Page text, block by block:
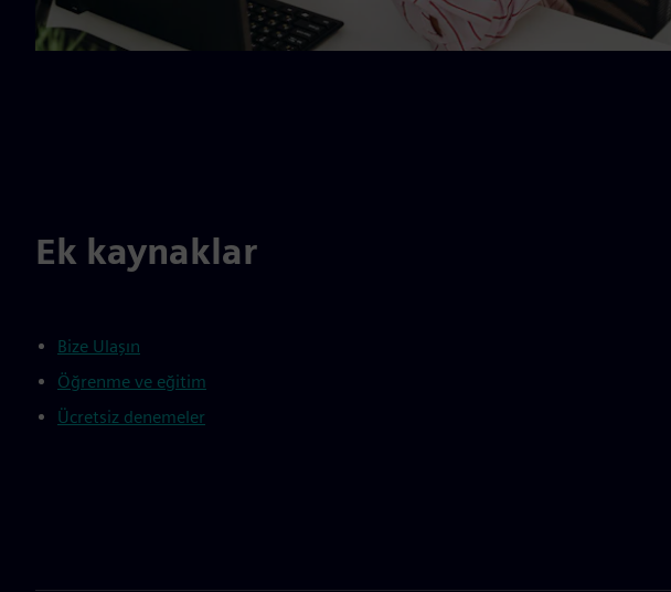
Ek kaynaklar
Bize Ulaşın
Öğrenme ve eğitim
Ücretsiz denemeler